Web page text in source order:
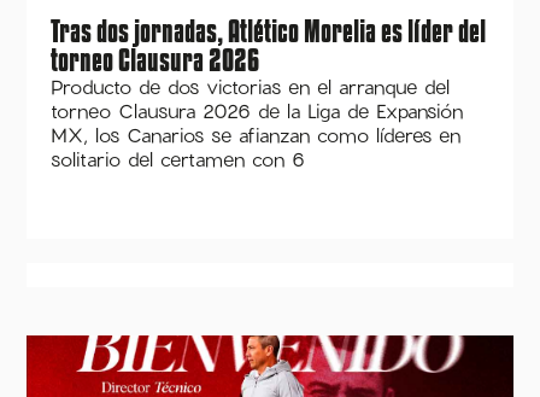
Tras dos jornadas, Atlético Morelia es líder del
torneo Clausura 2026
Producto de dos victorias en el arranque del
torneo Clausura 2026 de la Liga de Expansión
MX, los Canarios se afianzan como líderes en
solitario del certamen con 6